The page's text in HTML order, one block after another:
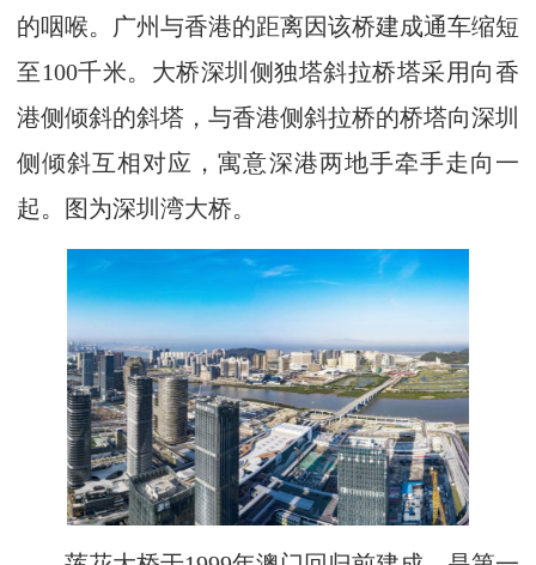
的咽喉。广州与香港的距离因该桥建成通车缩短
至100千米。大桥深圳侧独塔斜拉桥塔采用向香
港侧倾斜的斜塔，与香港侧斜拉桥的桥塔向深圳
侧倾斜互相对应，寓意深港两地手牵手走向一
起。图为深圳湾大桥。